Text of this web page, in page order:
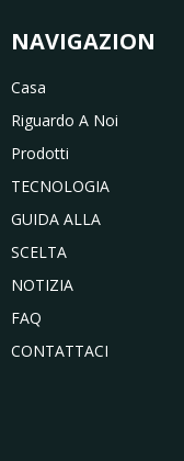
NAVIGAZIONE
Casa
Riguardo A Noi
Prodotti
TECNOLOGIA
GUIDA ALLA
SCELTA
NOTIZIA
FAQ
CONTATTACI